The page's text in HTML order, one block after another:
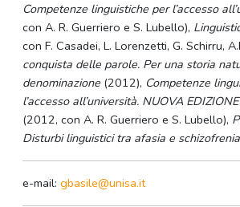
Competenze linguistiche per l’accesso
con A. R. Guerriero e S. Lubello),
con F. Casadei, L. Lorenzetti, G. Schirru,
conquista delle parole. Per una storia
denominazione (2012), Competenze
l’accesso all’università. NUOVA EDIZIONE
(2012, con A. R. Guerriero e S. Lubello),
Disturbi linguistici tra afasia e schizofrenia
e-mail: gbasile@unisa.it